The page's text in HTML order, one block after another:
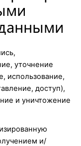
уточнение
использование,
доступ),
и уничтожение
и/